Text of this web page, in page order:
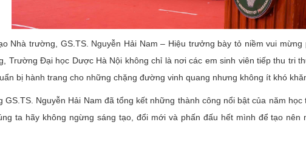
Nhà trường, GS.TS. Nguyễn Hải Nam – Hiệu trưởng bày tỏ niềm vui
Trường Đại học Dược Hà Nội không chỉ là nơi các em sinh viên tiếp thu tri
bị hành trang cho những chặng đường vinh quang nhưng không ít khó
GS.TS. Nguyễn Hải Nam đã tổng kết những thành công nổi bật của năm
ta hãy không ngừng sáng tạo, đổi mới và phấn đấu hết mình để tạo